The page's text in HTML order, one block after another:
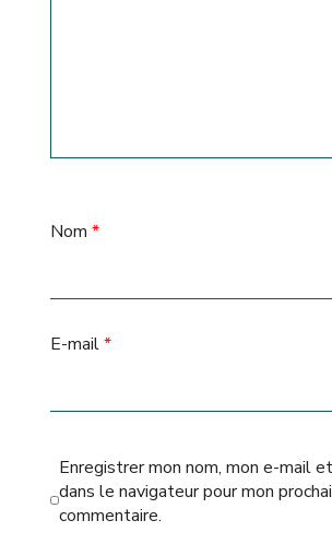
Nom *
E-mail*
Enregistrer mon nom, mon e-mail
dans le navigateur pour mon
commentaire.